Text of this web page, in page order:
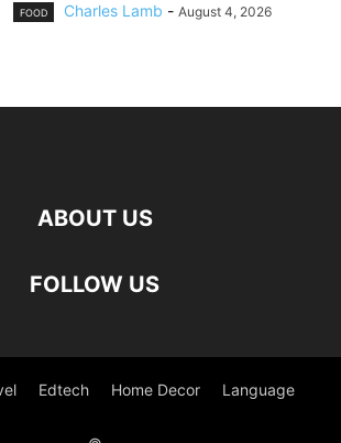
FOOD Charles Lamb - August 4, 2026
ABOUT US
FOLLOW US
Edtech Home Decor Language